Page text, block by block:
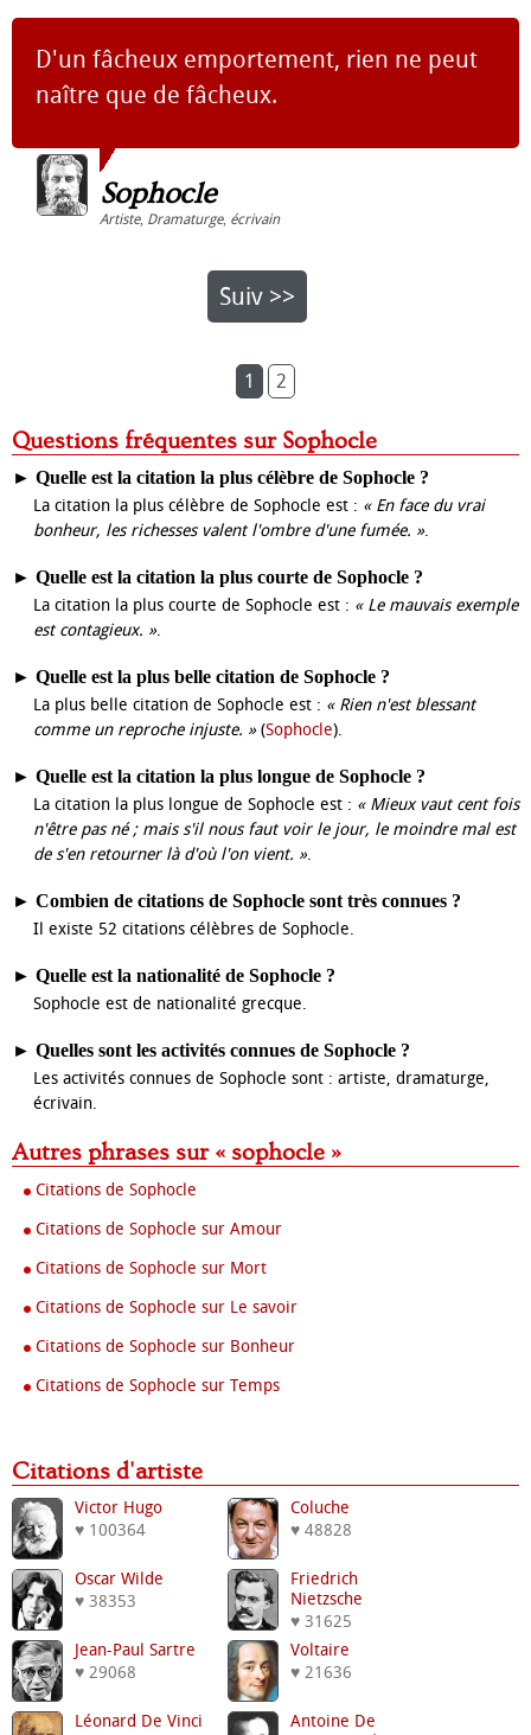
D'un fâcheux emportement, rien ne peut
naître que de fâcheux.
Sophocle
Artiste, Dramaturge, écrivain
Suiv >>
1 2
Questions fréquentes sur Sophocle
► Quelle est la citation la plus célèbre de Sophocle ?
La citation la plus célèbre de Sophocle est : « En face du vrai
bonheur, les richesses valent l'ombre d'une fumée. ».
► Quelle est la citation la plus courte de Sophocle ?
La citation la plus courte de Sophocle est : « Le mauvais exemple
est contagieux. ».
► Quelle est la plus belle citation de Sophocle ?
La plus belle citation de Sophocle est : « Rien n'est blessant
comme un reproche injuste. »(Sophocle).
► Quelle est la citation la plus longue de Sophocle ?
La citation la plus longue de Sophocle est : « Mieux vaut cent fois
n'être pas né ; mais s'il nous faut voir le jour, le moindre mal est
de s'en retourner là d'où l'on vient. ».
► Combien de citations de Sophocle sont très connues ?
Il existe 52 citations célèbres de Sophocle.
► Quelle est la nationalité de Sophocle ?
Sophocle est de nationalité grecque.
► Quelles sont les activités connues de Sophocle ?
Les activités connues de Sophocle sont : artiste, dramaturge,
écrivain.
Autres phrases sur « sophocle »
Citations de Sophocle
Citations de Sophocle sur Amour
Citations de Sophocle sur Mort
Citations de Sophocle sur Le savoir
Citations de Sophocle sur Bonheur
Citations de Sophocle sur Temps
Citations d'artiste
Victor Hugo
♥ 100364
Coluche
♥ 48828
Oscar Wilde
♥ 38353
Friedrich
Nietzsche
♥ 31625
Jean-Paul Sartre
♥ 29068
Voltaire
♥ 21636
Léonard De Vinci
Antoine De